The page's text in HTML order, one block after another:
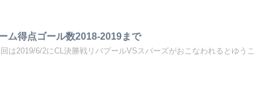
ム得点ゴール数2018-2019まで
は2019/6/2にCL決勝戦リバプールVSスパーズがおこなわれるとゆうこ